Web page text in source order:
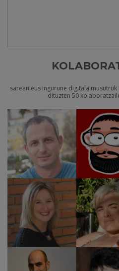
sarean.eus ingurune digitala
dituzten 50